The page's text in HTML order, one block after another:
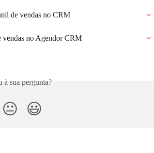
de vendas no CRM
vendas no Agendor CRM
à sua pergunta?
😐 😃